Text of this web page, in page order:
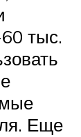
тыс.
Еще